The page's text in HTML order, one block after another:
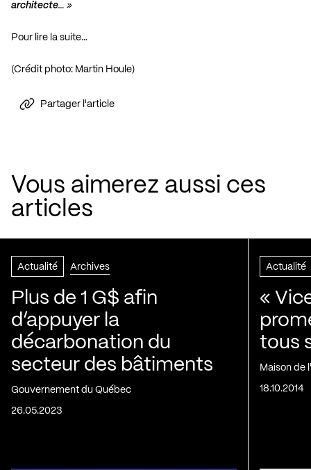
architecte… »
Pour lire la suite…
(Crédit photo: Martin Houle)
Partager l'article
Vous aimerez aussi ces
articles
Actualité Archives
Plus de 1 G$ afin
d’appuyer la
décarbonation du
secteur des bâtiments
Gouvernement du Québec
26.05.2023
Actualité
«
tous
Maison de
18.10.2014